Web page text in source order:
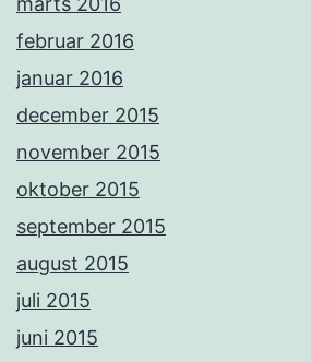
februar 2016
januar 2016
december 2015
november 2015
oktober 2015
september 2015
august 2015
juli 2015
juni 2015